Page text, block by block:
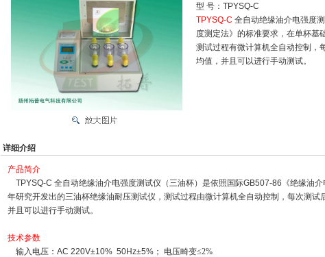
型 号：TPYSQ-C
TPYSQ-C 全自动绝缘油介电强度
度测定法》的标准要求，在单杯基
测试过程有微计算机全自动控制，
均值，并且可以进行手动测试。
详细介绍
产品简介
TPYSQ-C 全自动绝缘油介电强度测试仪（三油杯）是依照国际GB507-86《绝缘油
年研究开发出的三油杯绝缘油耐压测试仪，测试过程由微计算机全自动控制，每次测试
并且可以进行手动测试。
技术参数
输入电压：AC 220V±10% 50Hz±5%； 电压畸变≤2%